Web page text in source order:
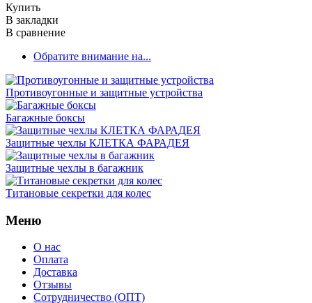
Купить
В закладки
В сравнение
Обратите внимание на...
Противоугонные и защитные устройства
Багажные боксы
Защитные чехлы КЛЕТКА ФАРАДЕЯ
Защитные чехлы в багажник
Титановые секретки для колес
Меню
О нас
Оплата
Доставка
Отзывы
Сотрудничество (ОПТ)